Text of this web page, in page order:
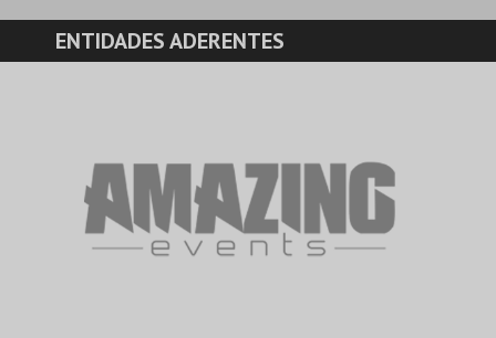
CARRINHO
EVENTOS
PRODUTOS
ENTIDADES ADERENTES